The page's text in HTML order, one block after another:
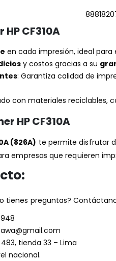
CF310A
en cada impresión, ideal
y costos gracias a su
: Garantiza calidad de
con materiales reciclables,
HP CF310A
(826A) te permite disfrutar
empresas que requieren
:
tienes preguntas?
tienda 33 – Lima
nacional.